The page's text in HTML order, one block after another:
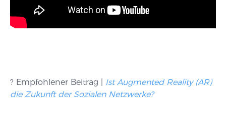
? Empfohlener Beitrag |
Ist Augmented Reality (AR)
die Zukunft der Sozialen Netzwerke?